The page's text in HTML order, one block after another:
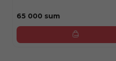
65 000 sum